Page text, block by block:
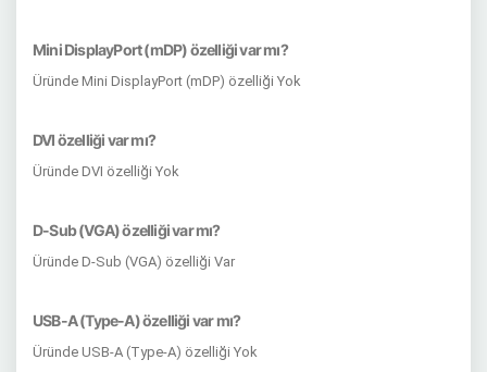
Mini DisplayPort (mDP) özelliği var mı?
Üründe Mini DisplayPort (mDP) özelliği Yok
DVI özelliği var mı?
Üründe DVI özelliği Yok
D-Sub (VGA) özelliği var mı?
Üründe D-Sub (VGA) özelliği Var
USB-A (Type-A) özelliği var mı?
Üründe USB-A (Type-A) özelliği Yok